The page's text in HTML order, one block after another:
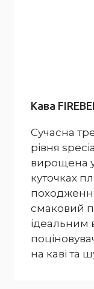
Кава
Сучасна
рівня
вирощена
куточках
смаковий
ідеальним
на каві та